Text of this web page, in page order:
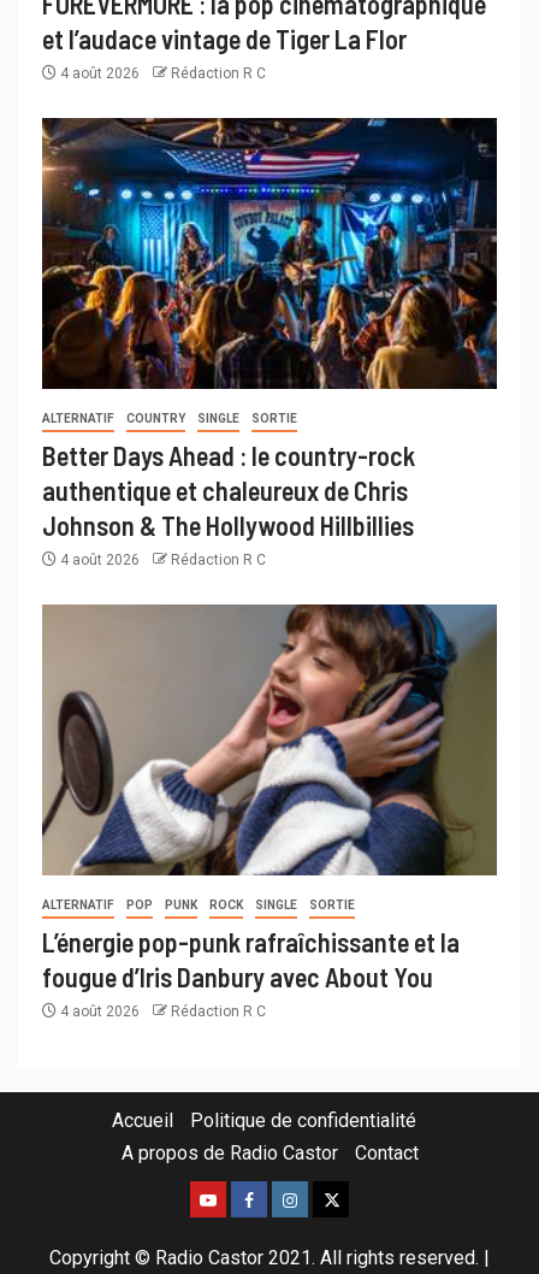
et l’audace vintage de Tiger La Flor
4 août 2026 Rédaction R C
ALTERNATIF COUNTRY SINGLE SORTIE
Better Days Ahead : le country-rock
authentique et chaleureux de Chris
Johnson & The Hollywood Hillbillies
4 août 2026 Rédaction R C
ALTERNATIF POP PUNK ROCK SINGLE SORTIE
L’énergie pop-punk rafraîchissante et la
fougue d’Iris Danbury avec About You
4 août 2026 Rédaction R C
Accueil
Politique de confidentialité
A propos de Radio Castor
Contact
Copyright © Radio Castor 2021. All rights reserved. |